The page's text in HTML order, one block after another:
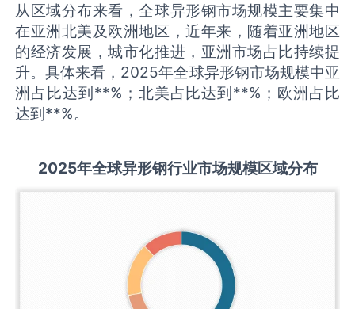
从区域分布来看，全球异形钢市场规模主要集中
在亚洲北美及欧洲地区，近年来，随着亚洲地区
的经济发展，城市化推进，亚洲市场占比持续提
升。具体来看，2025年全球异形钢市场规模中亚
洲占比达到**%；北美占比达到**%；欧洲占比
达到**%。
2025年全球异形钢行业市场规模区域分布